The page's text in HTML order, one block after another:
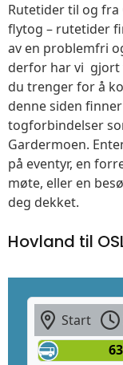
Rutetider til og fra
flytog – rutetider
av en problemfri
derfor har vi gjort
du trenger for å
denne siden
togforbindelser
Gardermoen.
på eventyr, en
møte, eller en
deg dekket.
Hovland til
Start